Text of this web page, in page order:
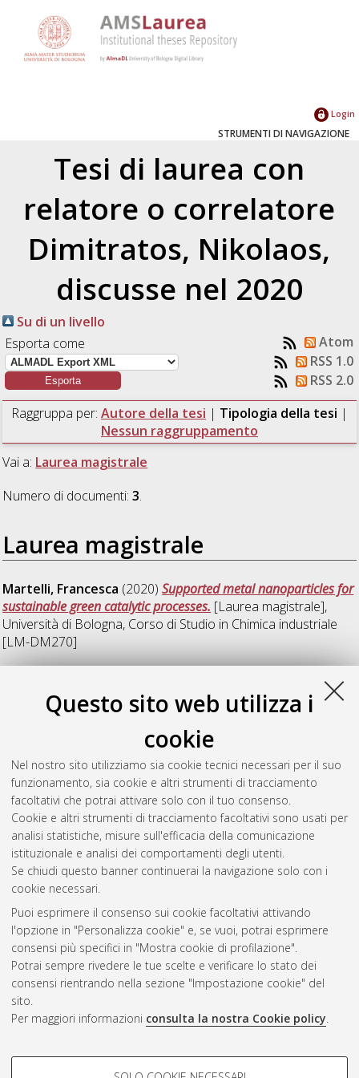
Questo sito web utilizza i
cookie
Nel nostro sito utilizziamo sia cookie tecnici necessari per il suo
funzionamento, sia cookie e altri strumenti di tracciamento
facoltativi che potrai attivare solo con il tuo consenso.
Cookie e altri strumenti di tracciamento facoltativi sono usati per
analisi statistiche, misure sull'efficacia della comunicazione
istituzionale e analisi dei comportamenti degli utenti.
Se chiudi questo banner continuerai la navigazione solo con i
cookie necessari.
Puoi esprimere il consenso sui cookie facoltativi attivando
l'opzione in "Personalizza cookie" e, se vuoi, potrai esprimere
consensi più specifici in "Mostra cookie di profilazione".
Potrai sempre rivedere le tue scelte e verificare lo stato dei
consensi rientrando nella sezione "Impostazione cookie" del
sito.
Per maggiori informazioni consulta la nostra Cookie policy.
COOKIE DI PROFILAZIONE -
Login
STRUMENTI DI NAVIGAZIONE
Tesi di laurea con
relatore o correlatore
Dimitratos, Nikolaos,
discusse nel 2020
Su di un livello
Esporta come
Atom
RSS 1.0
RSS 2.0
Raggruppa per: Autore della tesi | Tipologia della tesi |
Nessun raggruppamento
Vai a: Laurea magistrale
Numero di documenti:3.
Laurea magistrale
Martelli, Francesca (2020)Supported metal nanoparticles for
sustainable green catalytic processes. [Laurea magistrale],
Università di Bologna, Corso di Studio in Chimica industriale
[LM-DM270]
Scurti, Stefano(2020)Studio dell’effetto stabilizzante del
[Laurea
magistrale], Università di Bologna, Corso di Studio inChimica
studies of gold catalysts for glucose oxidation.[Laurea
magistrale], Università di Bologna, Corso di Studio inChimica
industriale [LM-DM270]
Questa lista e' stata generata ilMon Aug 10 11:26:19 2026
CEST
Atom
Rss 1.0
Rss 2.0
AMS Laurea
Impostazioni Cookie